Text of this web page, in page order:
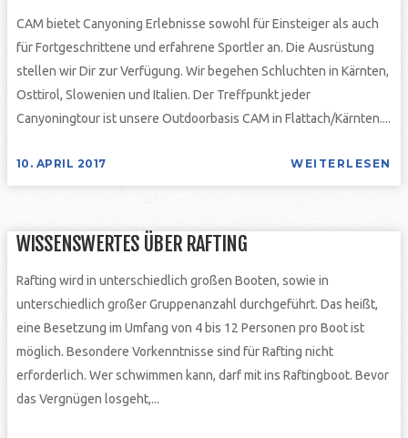
CAM bietet Canyoning Erlebnisse sowohl für Einsteiger als auch
für Fortgeschrittene und erfahrene Sportler an. Die Ausrüstung
stellen wir Dir zur Verfügung. Wir begehen Schluchten in Kärnten,
Osttirol, Slowenien und Italien. Der Treffpunkt jeder
Canyoningtour ist unsere Outdoorbasis CAM in Flattach/Kärnten....
10. APRIL 2017 WEITERLESEN
WISSENSWERTES ÜBER RAFTING
Rafting wird in unterschiedlich großen Booten, sowie in
unterschiedlich großer Gruppenanzahl durchgeführt. Das heißt,
eine Besetzung im Umfang von 4 bis 12 Personen pro Boot ist
möglich. Besondere Vorkenntnisse sind für Rafting nicht
erforderlich. Wer schwimmen kann, darf mit ins Raftingboot. Bevor
das Vergnügen losgeht,...